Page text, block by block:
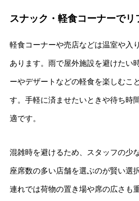
スナック・軽食コーナーでリ
軽食コーナーや売店などは温室や入
あります。雨で屋外施設を避けたい
ーやデザートなどの軽食を楽しむこ
す。手軽に済ませたいときや待ち時
適です。
混雑時を避けるため、スタッフの少
座席数の多い店舗を選ぶのが賢い選
連れでは荷物の置き場や席の広さも